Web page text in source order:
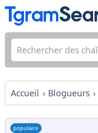
Accueil Blogueurs
populaire